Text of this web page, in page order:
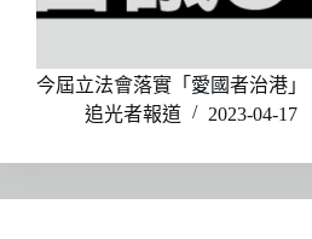
今屆立法會落實「愛國者治港
追光者報道
2023-04-17